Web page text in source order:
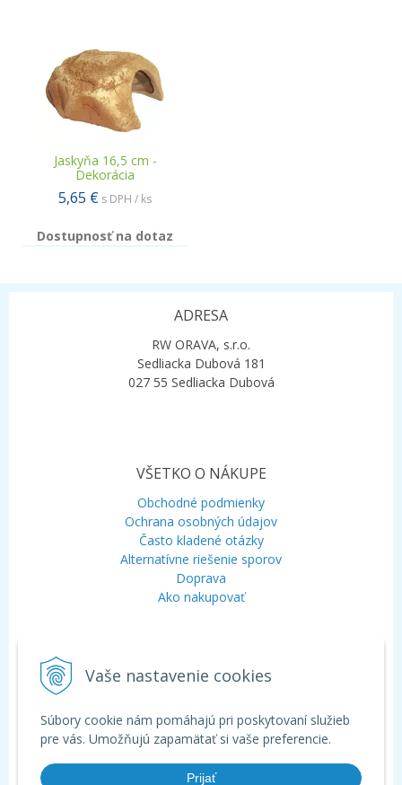
Vaše nastavenie cookies
Súbory cookie nám pomáhajú pri poskytovaní služieb
pre vás. Umožňujú zapamätať si vaše preferencie.
Prijať
Jaskyňa 16,5 cm -
Dekorácia
5,65 € s DPH / ks
Dostupnosť na dotaz
ADRESA
RW ORAVA, s.r.o.
Sedliacka Dubová 181
027 55 Sedliacka Dubová
VŠETKO O NÁKUPE
Obchodné podmienky
Ochrana osobných údajov
Často kladené otázky
Alternatívne riešenie sporov
Doprava
Ako nakupovať
Mobil:+421 948 120 323
Chat:WhatsApp
Chat:Viber